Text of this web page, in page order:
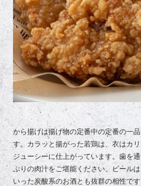
から揚げは揚げ物の定番中の定番の一
す。カラッと揚がった若鶏は、衣はカ
ジューシーに仕上がっています。歯を
ぷりの肉汁をご堪能ください。ビール
いった炭酸系のお酒とも抜群の相性で